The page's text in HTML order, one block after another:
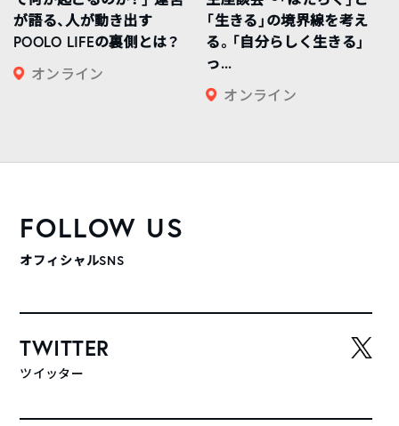
が語る、人が動き出す
POOLO LIFEの裏側とは？
オンライン
「生きる」の境界線を考え
る。「自分らしく生きる」
っ...
オンライン
FOLLOW US
オフィシャルSNS
TWITTER
ツイッター